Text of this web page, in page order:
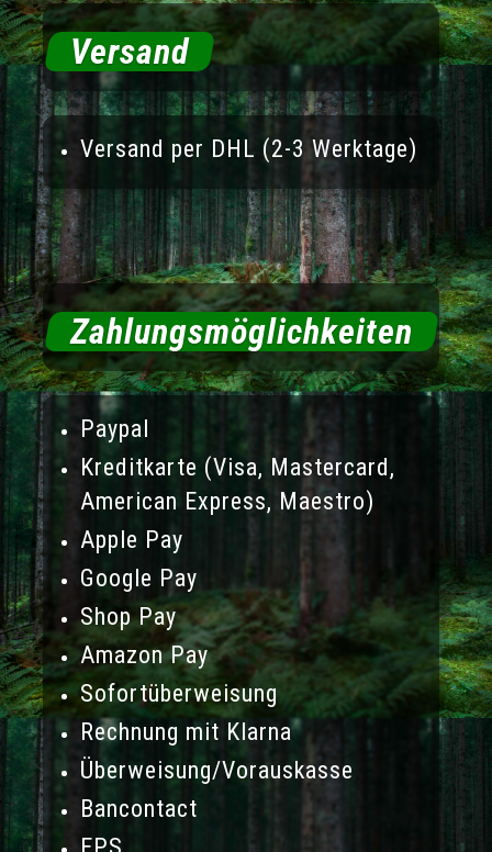
Versand
Versand per DHL (2-3 Werktage)
Zahlungsmöglichkeiten
Paypal
Kreditkarte (Visa, Mastercard,
American Express, Maestro)
Apple Pay
Google Pay
Shop Pay
Amazon Pay
Sofortüberweisung
Rechnung mit Klarna
Überweisung/Vorauskasse
Bancontact